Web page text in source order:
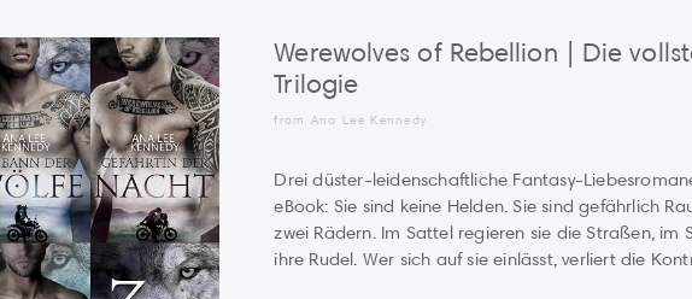
Werewolves of Rebellion | Die
Trilogie
from Ana Lee Kennedy
Drei düster-leidenschaftliche Fantasy-
eBook: Sie sind keine Helden. Sie sind gefährlich
zwei Rädern. Im Sattel regieren sie die Straßen, im
ihre Rudel. Wer sich auf sie einlässt, verliert die